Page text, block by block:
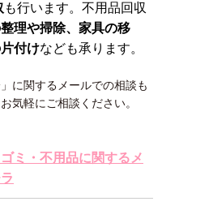
も行います。不用品回収
理や掃除、家具の移
付けなども承ります。
に関するメールでの相談も
気軽にご相談ください。
ミ・不用品に関するメ